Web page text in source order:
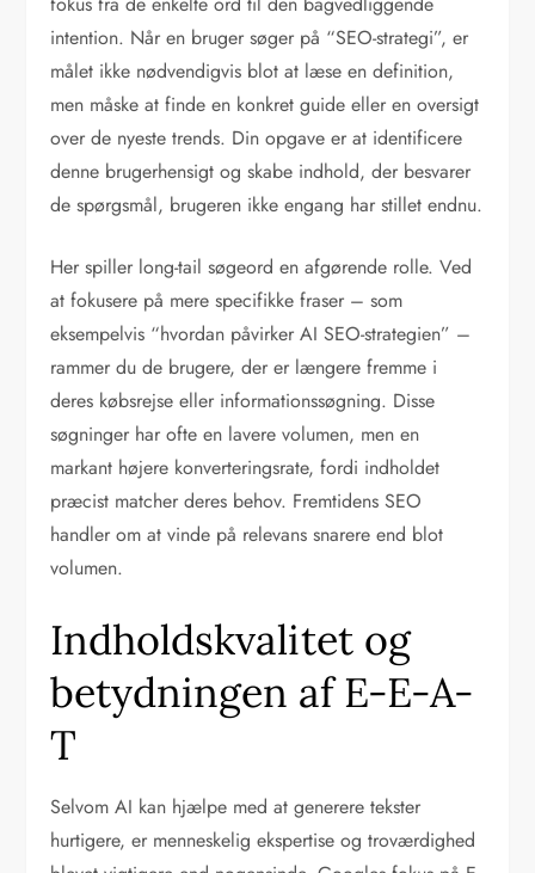
intention. Når en bruger søger på “SEO-strategi”, er
målet ikke nødvendigvis blot at læse en definition,
men måske at finde en konkret guide eller en oversigt
over de nyeste trends. Din opgave er at identificere
denne brugerhensigt og skabe indhold, der besvarer
de spørgsmål, brugeren ikke engang har stillet endnu.
Her spiller long-tail søgeord en afgørende rolle. Ved
at fokusere på mere specifikke fraser – som
eksempelvis “hvordan påvirker AI SEO-strategien” –
rammer du de brugere, der er længere fremme i
deres købsrejse eller informationssøgning. Disse
søgninger har ofte en lavere volumen, men en
markant højere konverteringsrate, fordi indholdet
præcist matcher deres behov. Fremtidens SEO
handler om at vinde på relevans snarere end blot
volumen.
Indholdskvalitet og
betydningen af E-E-A-
T
Selvom AI kan hjælpe med at generere tekster
hurtigere, er menneskelig ekspertise og troværdighed